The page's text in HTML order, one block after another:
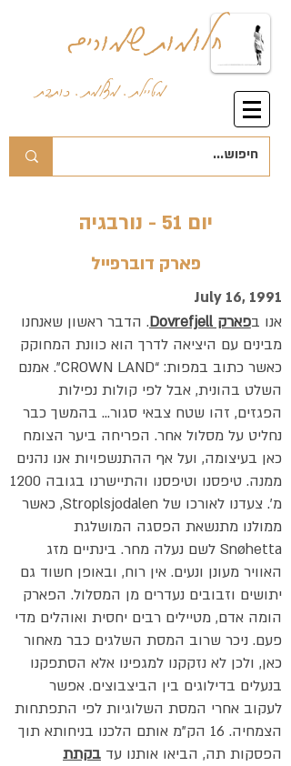
חלומות שמורים
מטיילת . מצלמת . כותבת
יום 51 - נורבגיה
פארק דוברפייל
July 16, 1991
אנו בפארק Dovrefjell
. הדבר ראשון שאנחנו
מבינים עם היציאה לדרך הוא כוונת המחוקק
כאשר כתוב במפות: “CROWN LAND”. אמנם
השלט בהונית, אבל לפי קולות נפילות
הפגזים, זהו שטח צבאי סגור... בהמשך כבר
נחליט על מסלול אחר. הפריחה ביער הצומח
כאן בעיצומה, ועל אף ההתנשפויות אנו נהנים
ממנה. טיפסנו וטיפסנו והתיישרנו בגובה 1200
מ'. צעדנו לאורכו של Stroplsjodalen, כאשר
ממולנו מתנשאת הפסגה המושלגת
Snøhetta לשם נעלה מחר. בינתיים מזג
האוויר מעונן ונעים. אין רוח, ובאופן חשוד גם
יתושים וזבובים נעדרים מן המסלול. הפארק
הומה אדם, מטיילים רבים יחסית ואוהלים מדי
פעם. ניכר שרוב המסת השלגים כבר מאחור
כאן, ולכן לא נזקקנו למגפינו אלא הסתפקנו
בנעלים בדילוגים בין הביצבוצים. אפשר
לעקוב אחרי המסת השלוגיות לפי התפתחות
הצמחיה. 16 הק"מ אותם הלכנו בניחותא תוך
הפסקות תה, הביאו אותנו עד בקתת